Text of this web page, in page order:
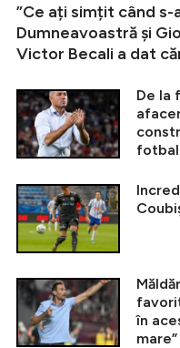
”Ce ați simțit când
Dumneavoastră și
Victor Becali a dat
De la
fotbal
în
mare”